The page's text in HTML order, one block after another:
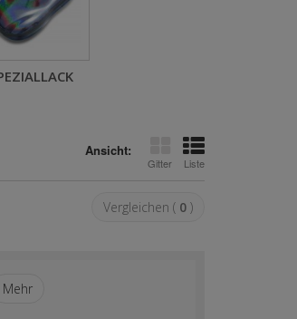
Ansicht:
Gitter Liste
Vergleichen ( 0 )
Mehr